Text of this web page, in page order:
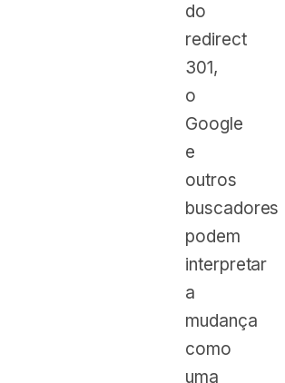
do
redirect
301,
o
Google
e
outros
buscadores
podem
interpretar
a
mudança
como
uma